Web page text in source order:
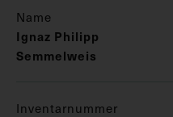
Name
Ignaz Philipp
Semmelweis
Inventarnummer